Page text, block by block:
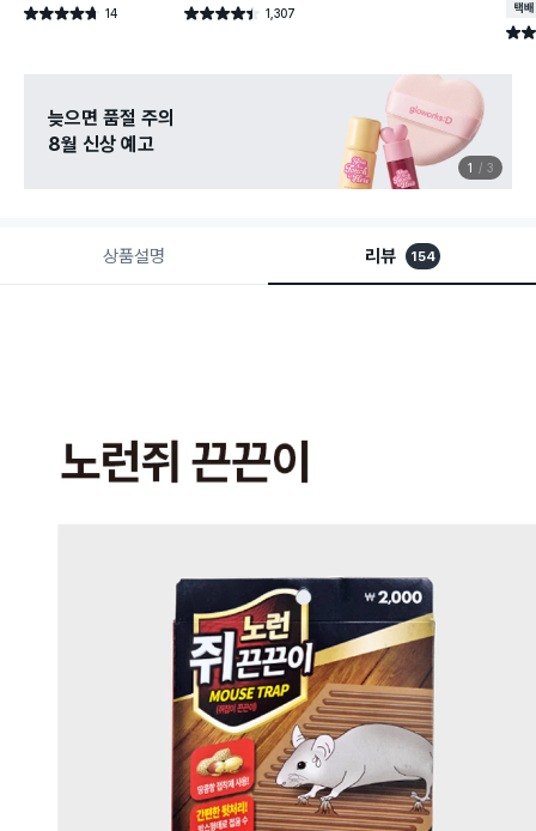
별점 4.7점 14
건 작성 별점 4.4점 1,307
건 작성
택배
별점
늦으면 품절 주의
8월 신상 예고
1 3
상품설명 리뷰 154